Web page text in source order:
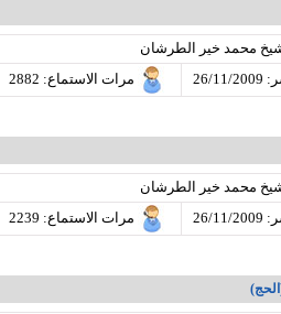
محمد خير الطرشان
مرات الاستماع: 2882
محمد خير الطرشان
مرات الاستماع: 2239